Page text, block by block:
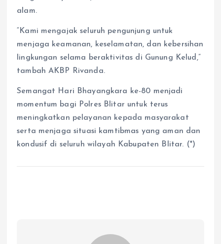
alam.
“Kami mengajak seluruh pengunjung untuk
menjaga keamanan, keselamatan, dan kebersihan
lingkungan selama beraktivitas di Gunung Kelud,”
tambah AKBP Rivanda.
Semangat Hari Bhayangkara ke-80 menjadi
momentum bagi Polres Blitar untuk terus
meningkatkan pelayanan kepada masyarakat
serta menjaga situasi kamtibmas yang aman dan
kondusif di seluruh wilayah Kabupaten Blitar. (*)